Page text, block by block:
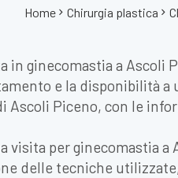
Home Chirurgia plastica
in ginecomastia a
e la disponibilità
Ascoli Piceno, con le
visita per ginecomastia
delle tecniche